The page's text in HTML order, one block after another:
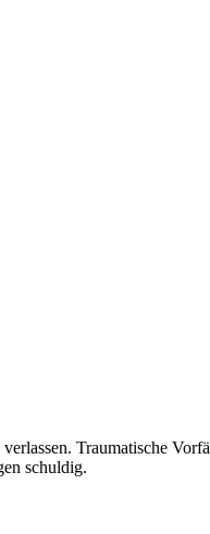
Traumatische
schuldig.